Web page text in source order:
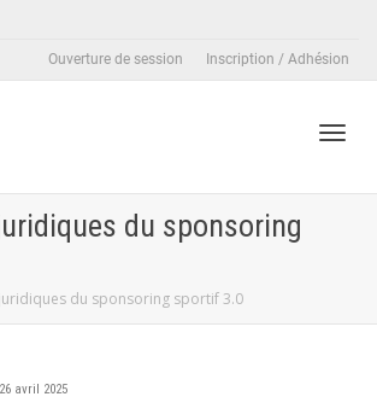
Ouverture de session Inscription / Adhésion
du sponsoring
du sponsoring sportif 3.0
26 avril 2025